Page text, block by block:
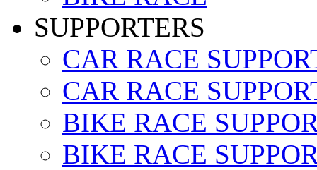
SUPPORTERS
CAR RACE
CAR RACE
BIKE RACE
BIKE RACE